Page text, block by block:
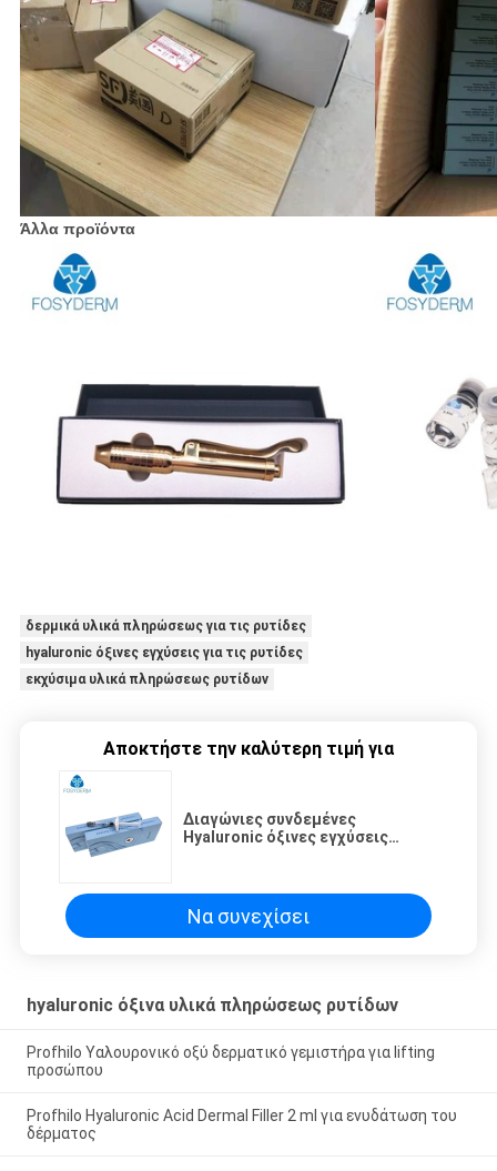
Άλλα προϊόντα
δερμικά υλικά πληρώσεως για τις ρυτίδες
hyaluronic όξινες εγχύσεις για τις ρυτίδες
εκχύσιμα υλικά πληρώσεως ρυτίδων
Αποκτήστε την καλύτερη τιμή για
Διαγώνιες συνδεμένες
Hyaluronic όξινες εγχύσεις
προσώπου
Να συνεχίσει
hyaluronic όξινα υλικά πληρώσεως ρυτίδων
Profhilo Υαλουρονικό οξύ δερματικό γεμιστήρα για lifting
προσώπου
Profhilo Hyaluronic Acid Dermal Filler 2 ml για ενυδάτωση του
δέρματος